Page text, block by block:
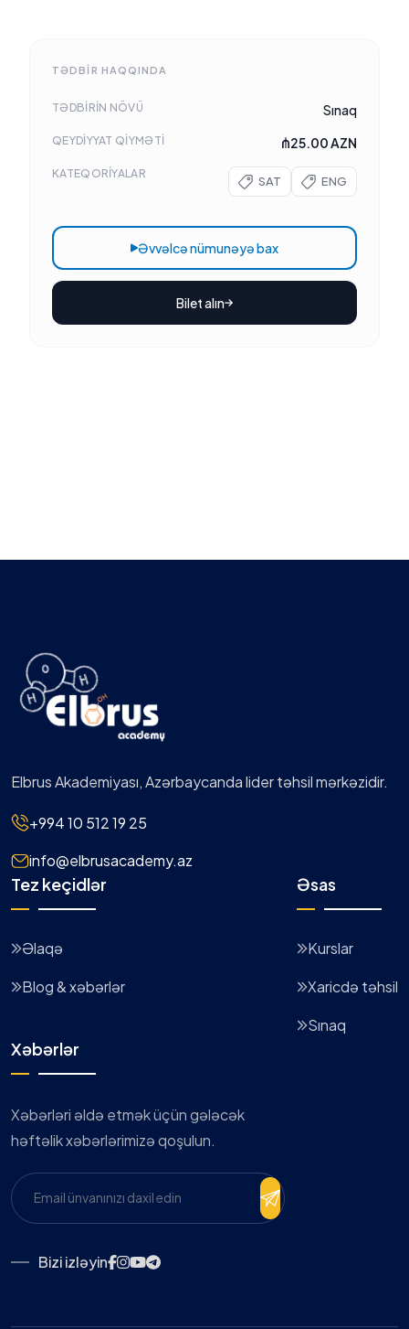
TƏDBIR HAQQINDA
TƏDBIRIN NÖVÜ Sınaq
QEYDIYYAT QIYMƏTI ₼25.00 AZN
KATEQORIYALAR
SAT ENG
Əvvəlcə nümunəyə bax
Bilet alın
Elbrus Akademiyası, Azərbaycanda lider təhsil mərkəzidir.
+994 10 512 19 25
info@elbrusacademy.az
Tez keçidlər
Əlaqə
Blog & xəbərlər
Əsas
Kurslar
Xaricdə təhsil
Sınaq
Xəbərlər
Xəbərləri əldə etmək üçün gələcək
həftəlik xəbərlərimizə qoşulun.
Bizi izləyin